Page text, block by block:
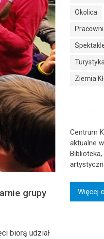
grupy
biorą udział
Okolica
Turystyka
Ziemia
Centrum
aktualne
Więcej